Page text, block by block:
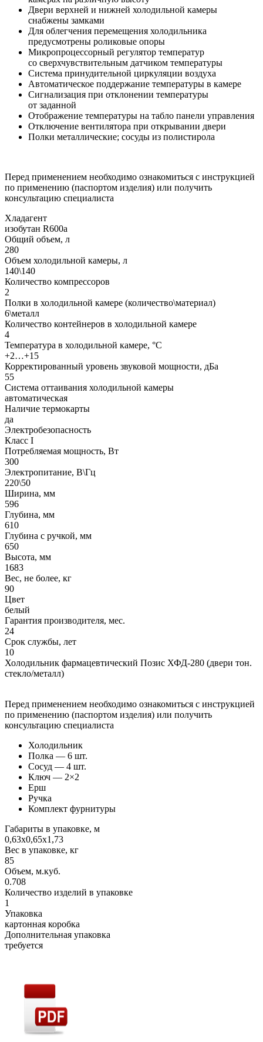
Двери верхней и нижней холодильной камеры
снабжены замками
Для облегчения перемещения холодильника
предусмотрены роликовые опоры
Микропроцессорный регулятор температур
со сверхчувствительным датчиком температуры
Система принудительной циркуляции воздуха
Автоматическое поддержание температуры в камере
Сигнализация при отклонении температуры
от заданной
Отображение температуры на табло панели управления
Отключение вентилятора при открывании двери
Полки металлические; сосуды из полистирола
Перед применением необходимо ознакомиться с инструкцией
по применению (паспортом изделия) или получить
консультацию специалиста
Хладагент
изобутан R600a
Общий объем, л
280
Объем холодильной камеры, л
140\140
Количество компрессоров
2
Полки в холодильной камере (количество\материал)
6\металл
Количество контейнеров в холодильной камере
4
Температура в холодильной камере, °С
+2…+15
Корректированный уровень звуковой мощности, дБа
55
Система оттаивания холодильной камеры
автоматическая
Наличие термокарты
да
Электробезопасность
Класс I
Потребляемая мощность, Вт
300
Электропитание, В\Гц
220\50
Ширина, мм
596
Глубина, мм
610
Глубина с ручкой, мм
650
Высота, мм
1683
Вес, не более, кг
90
Цвет
белый
Гарантия производителя, мес.
24
Срок службы, лет
10
Холодильник фармацевтический Позис ХФД-280 (двери тон.
стекло/металл)
Перед применением необходимо ознакомиться с инструкцией
по применению (паспортом изделия) или получить
консультацию специалиста
Холодильник
Полка — 6 шт.
Сосуд — 4 шт.
Ключ — 2×2
Ерш
Ручка
Комплект фурнитуры
Габариты в упаковке, м
0,63х0,65х1,73
Вес в упаковке, кг
85
Объем, м.куб.
0.708
Количество изделий в упаковке
1
Упаковка
картонная коробка
Дополнительная упаковка
требуется